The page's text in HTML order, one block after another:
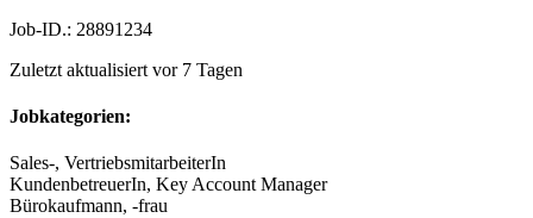
Job-ID.: 28891234
Zuletzt aktualisiert vor 7 Tagen
Jobkategorien:
Sales-, VertriebsmitarbeiterIn
KundenbetreuerIn, Key Account Manager
Bürokaufmann, -frau